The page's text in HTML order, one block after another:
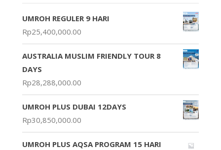
UMROH REGULER 9 HARI
Rp25,400,000.00
AUSTRALIA MUSLIM FRIENDLY TOUR 8
DAYS
Rp28,288,000.00
UMROH PLUS DUBAI 12DAYS
Rp30,850,000.00
UMROH PLUS AQSA PROGRAM 15 HARI